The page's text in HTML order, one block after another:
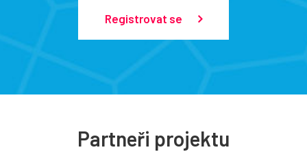
Registrovat se
Partneři projektu